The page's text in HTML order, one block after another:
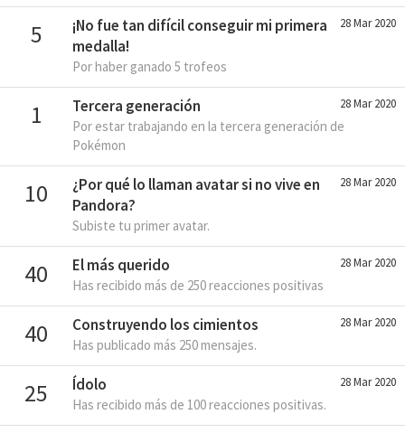
5 28 Mar 2020
¡No fue tan difícil conseguir mi primera
medalla!
Por haber ganado 5 trofeos
1 28 Mar 2020
Tercera generación
Por estar trabajando en la tercera generación de
Pokémon
10 28 Mar 2020
¿Por qué lo llaman avatar si no vive en
Pandora?
Subiste tu primer avatar.
40 28 Mar 2020
El más querido
Has recibido más de 250 reacciones positivas
40 28 Mar 2020
Construyendo los cimientos
Has publicado más 250 mensajes.
25 28 Mar 2020
Ídolo
Has recibido más de 100 reacciones positivas.